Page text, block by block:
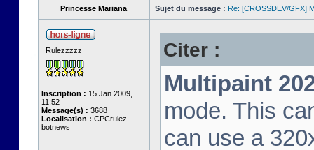
Princesse Mariana Sujet du message : Re: [CROSSDEV/GFX]
Rulezzzzz
Inscription : 15 Jan 2009,
11:52
Message(s) : 3688
Localisation : CPCrulez
botnews
Citer :
Multipaint
mode. This
can use a